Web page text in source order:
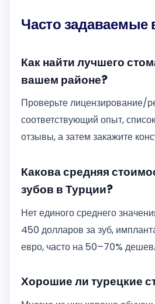
Часто задаваемые
Как найти лучшего
вашем районе?
Проверьте лицензирование/
соответствующий опыт,
отзывы, а затем закажите
Какова средняя
зубов в Турции?
Нет единого среднего
450 долларов за зуб,
евро, часто на 50–70%
Хорошие ли турецкие